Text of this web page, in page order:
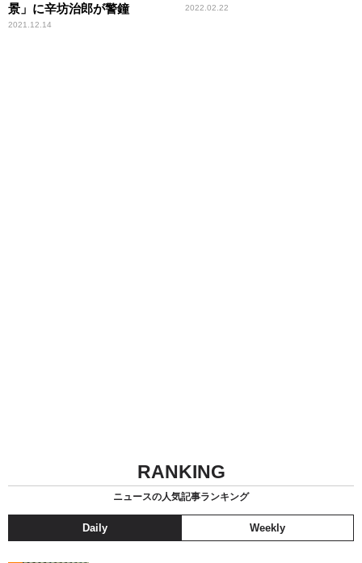
景」に辛坊治郎が警鐘
2021.12.14
2022.02.22
RANKING
ニュースの人気記事ランキング
Daily Weekly